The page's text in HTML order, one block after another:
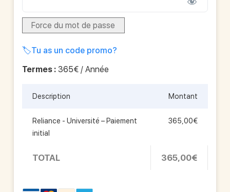
Force du mot de passe
Tu as un code promo?
Termes :365€ / Année
Description Montant
Reliance - Université – Paiement
initial
365,00€
TOTAL 365,00€